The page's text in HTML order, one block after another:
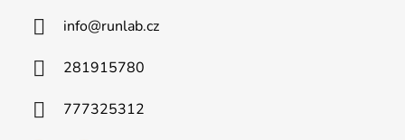
info@runlab.cz
281915780
777325312